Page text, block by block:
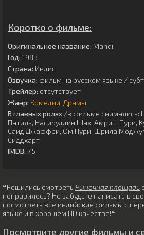
Коротко о фильме:
Оригинальное название: Mandi
Год: 1983
Страна: Индия
Озвучка: фильм на русском языке /
Трейлер: отсутствует
Жанр: Комедии Драмы
В главных ролях /в фильме снимались:
Патиль, Насируддин Шах, Амриш Пури,
Саид Джаффри, Ом Пури, Шрила
Сиддхарт
IMDB: 7.5
❝Решились смотреть Рыночная площадь
понравилось? Не забудьте написать в
посмотреть все индийские фильмы с
языке и в хорошем HD качестве!❝
Посмотрите другие фильмы и